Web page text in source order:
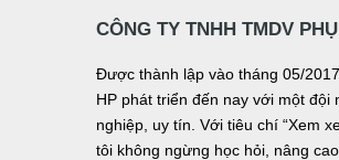
CÔNG TY TNHH TMDV
Được thành lập vào tháng 05/
HP phát triển đến nay với một đội
nghiệp, uy tín. Với tiêu chí “Xem
tôi không ngừng học hỏi, nâng